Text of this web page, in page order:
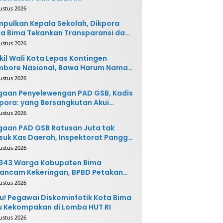
2026
Kepala Sekolah, Dikpora
Bima Tekankan Transparansi dan
2026
Wali Kota Lepas Kontingen
Nasional, Bawa Harum Nama
Bima
2026
Penyelewengan PAD GSB, Kadis
yang Bersangkutan Akui
dan Siap
2026
PAD GSB Ratusan Juta tak
Kas Daerah, Inspektorat Panggil
Terkait
2026
Warga Kabupaten Bima
Kekeringan, BPBD Petakan
Rawan
2026
Pegawai Diskominfotik Kota Bima
Kekompakan di Lomba HUT RI
2026